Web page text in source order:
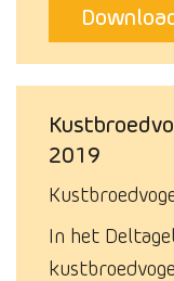
2019
In het